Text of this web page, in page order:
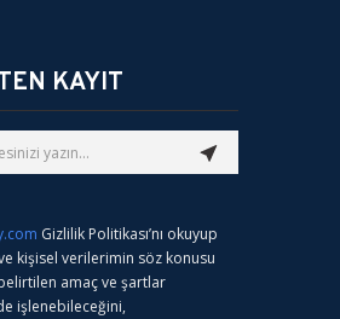
KAYIT
Gizlilik Politikası’nı okuyup
ve kişisel verilerimin söz konusu
amaç ve şartlar
işlenebileceğini,